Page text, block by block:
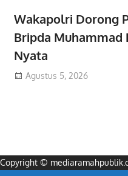
Wakapolri Dorong
Bripda Muhammad
Nyata
Agustus 5, 2026
Copyright ©